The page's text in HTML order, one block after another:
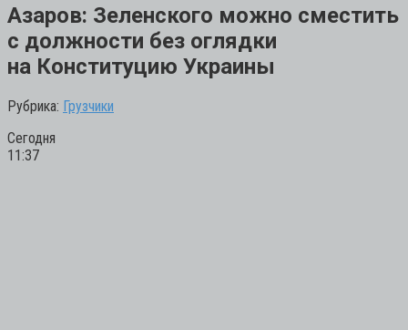
Азаров: Зеленского можно сместить
с должности без оглядки
на Конституцию Украины
Рубрика: Грузчики
Сегодня
11:37